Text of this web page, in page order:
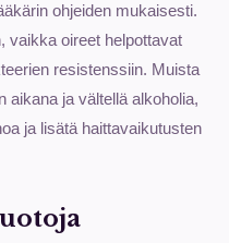
ohjeiden mukaisesti.
vaikka oireet helpottavat
resistenssiin. Muista
aikana ja vältellä alkoholia,
ja lisätä haittavaikutusten